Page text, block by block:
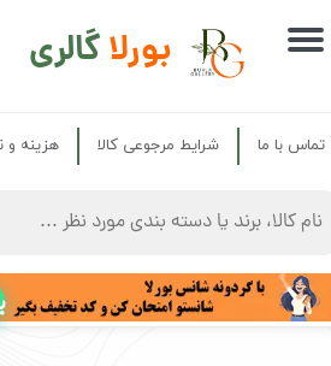
بورلاگالری
حساب کاربری من
سفارشات
خروج از حساب کاربری
تماس با ما شرایط مرجوعی کالا هزینه و